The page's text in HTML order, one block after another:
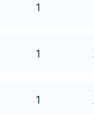
1
1
1